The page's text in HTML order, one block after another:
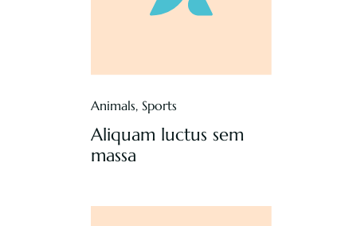
Animals, Sports
Aliquam luctus sem
massa